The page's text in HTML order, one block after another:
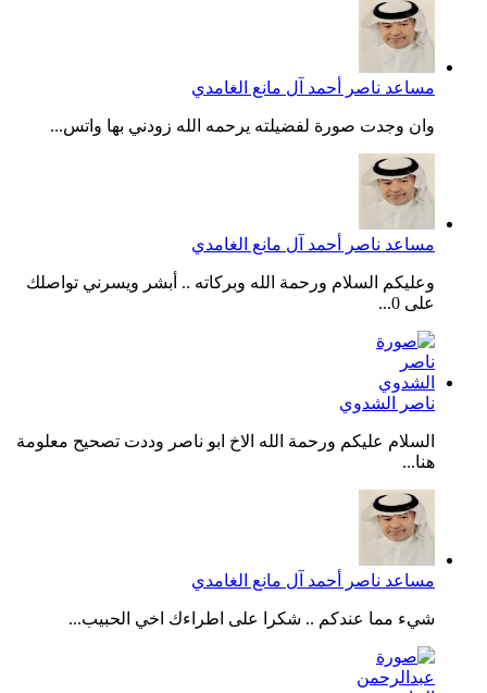
مساعد ناصر أحمد آل مانع الغامدي
وان وجدت صورة لفضيلته يرحمه الله زودني بها واتس...
مساعد ناصر أحمد آل مانع الغامدي
وعليكم السلام ورحمة الله وبركاته .. أبشر ويسرني تواصلك
على 0...
ناصر الشدوي
السلام عليكم ورحمة الله الاخ ابو ناصر وددت تصحيح معلومة
هنا...
مساعد ناصر أحمد آل مانع الغامدي
شيء مما عندكم .. شكرا على اطراءك اخي الحبيب...